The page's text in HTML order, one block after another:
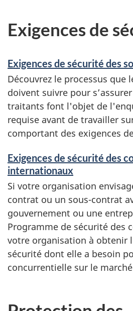
Exigences de
Exigences de sécurité des
Découvrez le processus que
doivent suivre pour
traitants font l'objet de
requise avant de travailler
comportant des exigences
Exigences de sécurité des
internationaux
Si votre organisation
contrat ou un sous-contrat
gouvernement ou une
Programme de sécurité des
votre organisation à obtenir
sécurité dont elle a besoin
concurrentielle sur le